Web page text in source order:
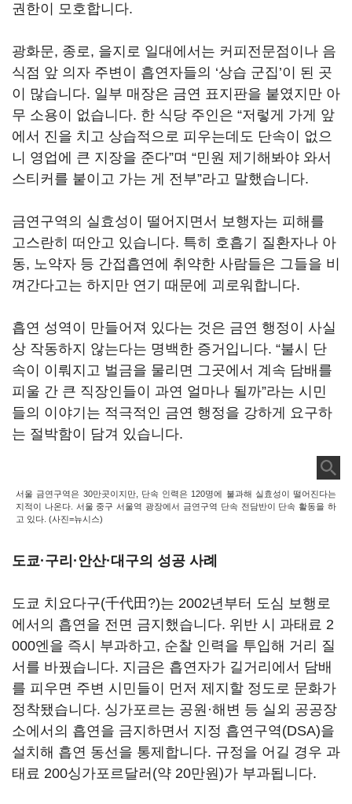
권한이 모호합니다.
광화문, 종로, 을지로 일대에서는 커피전문점이나 음
식점 앞 의자 주변이 흡연자들의 ‘상습 군집’이 된 곳
이 많습니다. 일부 매장은 금연 표지판을 붙였지만 아
무 소용이 없습니다. 한 식당 주인은 “저렇게 가게 앞
에서 진을 치고 상습적으로 피우는데도 단속이 없으
니 영업에 큰 지장을 준다”며 “민원 제기해봐야 와서
스티커를 붙이고 가는 게 전부”라고 말했습니다.
금연구역의 실효성이 떨어지면서 보행자는 피해를
고스란히 떠안고 있습니다. 특히 호흡기 질환자나 아
동, 노약자 등 간접흡연에 취약한 사람들은 그들을 비
껴간다고는 하지만 연기 때문에 괴로워합니다.
흡연 성역이 만들어져 있다는 것은 금연 행정이 사실
상 작동하지 않는다는 명백한 증거입니다. “불시 단
속이 이뤄지고 벌금을 물리면 그곳에서 계속 담배를
피울 간 큰 직장인들이 과연 얼마나 될까”라는 시민
들의 이야기는 적극적인 금연 행정을 강하게 요구하
는 절박함이 담겨 있습니다.
서울 금연구역은 30만곳이지만, 단속 인력은 120명에 불과해 실효성이 떨어진다는
지적이 나온다. 서울 중구 서울역 광장에서 금연구역 단속 전담반이 단속 활동을 하
고 있다. (사진=뉴시스)
도쿄·구리·안산·대구의 성공 사례
도쿄 치요다구(千代田?)는 2002년부터 도심 보행로
에서의 흡연을 전면 금지했습니다. 위반 시 과태료 2
000엔을 즉시 부과하고, 순찰 인력을 투입해 거리 질
서를 바꿨습니다. 지금은 흡연자가 길거리에서 담배
를 피우면 주변 시민들이 먼저 제지할 정도로 문화가
정착됐습니다. 싱가포르는 공원·해변 등 실외 공공장
소에서의 흡연을 금지하면서 지정 흡연구역(DSA)을
설치해 흡연 동선을 통제합니다. 규정을 어길 경우 과
태료 200싱가포르달러(약 20만원)가 부과됩니다.